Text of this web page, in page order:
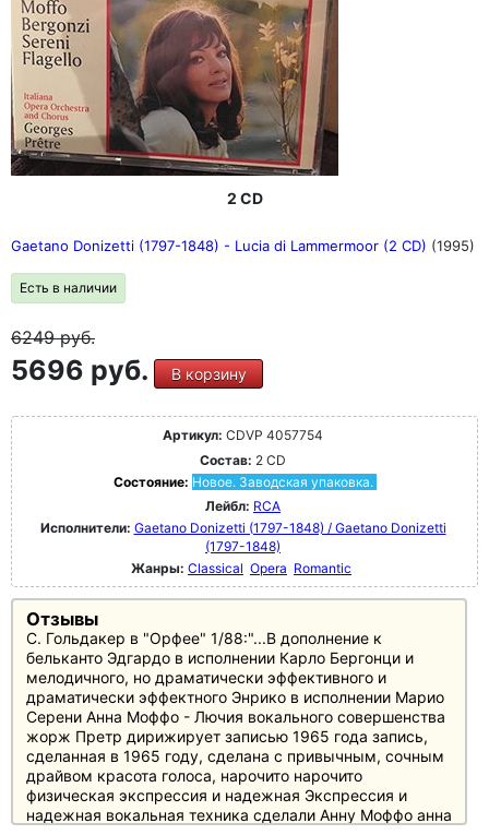
2 CD
Gaetano Donizetti (1797-1848) - Lucia di Lammermoor (2 CD) (1995)
Есть в наличии
6249руб.
5696 руб. В корзину
Артикул: CDVP 4057754
Состав: 2 CD
Состояние: Новое. Заводская упаковка.
Лейбл: RCA
Исполнители: Gaetano Donizetti (1797-1848) / Gaetano Donizetti
(1797-1848)
Жанры: Classical Opera Romantic
Отзывы
С. Гольдакер в "Орфее" 1/88:"...В дополнение к
бельканто Эдгардо в исполнении Карло Бергонци и
мелодичного, но драматически эффективного и
драматически эффектного Энрико в исполнении Марио
Серени Анна Моффо - Лючия вокального совершенства
жорж Претр дирижирует записью 1965 года запись,
сделанная в 1965 году, сделана с привычным, сочным
драйвом красота голоса, нарочито нарочито
физическая экспрессия и надежная Экспрессия и
надежная вокальная техника сделали Анну Моффо анна